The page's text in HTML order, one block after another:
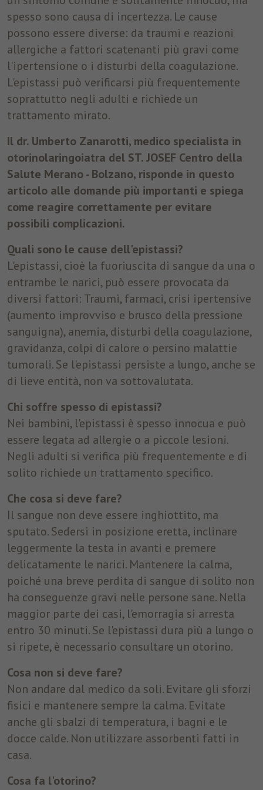
spesso sono causa di incertezza. Le cause
possono essere diverse: da traumi e reazioni
allergiche a fattori scatenanti più gravi come
l'ipertensione o i disturbi della coagulazione.
L'epistassi può verificarsi più frequentemente
soprattutto negli adulti e richiede un
trattamento mirato.
Il dr. Umberto Zanarotti, medico specialista in
otorinolaringoiatra del ST. JOSEF Centro della
Salute Merano - Bolzano, risponde in questo
articolo alle domande più importanti e spiega
come reagire correttamente per evitare
possibili complicazioni.
Quali sono le cause dell'epistassi?
L'epistassi, cioè la fuoriuscita di sangue da una o
entrambe le narici, può essere provocata da
diversi fattori: Traumi, farmaci, crisi ipertensive
(aumento improvviso e brusco della pressione
sanguigna), anemia, disturbi della coagulazione,
gravidanza, colpi di calore o persino malattie
tumorali. Se l'epistassi persiste a lungo, anche se
di lieve entità, non va sottovalutata.
Chi soffre spesso di epistassi?
Nei bambini, l'epistassi è spesso innocua e può
essere legata ad allergie o a piccole lesioni.
Negli adulti si verifica più frequentemente e di
solito richiede un trattamento specifico.
Che cosa si deve fare?
Il sangue non deve essere inghiottito, ma
sputato. Sedersi in posizione eretta, inclinare
leggermente la testa in avanti e premere
delicatamente le narici. Mantenere la calma,
poiché una breve perdita di sangue di solito non
ha conseguenze gravi nelle persone sane. Nella
maggior parte dei casi, l'emorragia si arresta
entro 30 minuti. Se l'epistassi dura più a lungo o
si ripete, è necessario consultare un otorino.
Cosa non si deve fare?
Non andare dal medico da soli. Evitare gli sforzi
fisici e mantenere sempre la calma. Evitate
anche gli sbalzi di temperatura, i bagni e le
docce calde. Non utilizzare assorbenti fatti in
casa.
Cosa fa l'otorino?
disposizione.
Marketing
Tracciano le preferenze per offrire servizi personalizzati. Non
sono necessari per il corretto funzionamento del sito, ma per
inviare offerte corrispondenti alle esigenze dell’utente, anche
tramite piattaforme terze.
Nome _fbp
Provider Facebook
Durata 3 Monate
Finalità
Questo cookie è impostato da Facebook per
visualizzare annunci pubblicitari su Facebook
o su una piattaforma digitale alimentata
visitato il sito web.
Nome fr
Provider Facebook
Durata 3 Monate
Finalità
Facebook imposta questo cookie per
mostrare agli utenti pubblicità pertinenti
tracciando il comportamento degli utenti sul
web, sui siti che hanno Facebook pixel o
Facebook social plugin.
Mostra dettagli cookie